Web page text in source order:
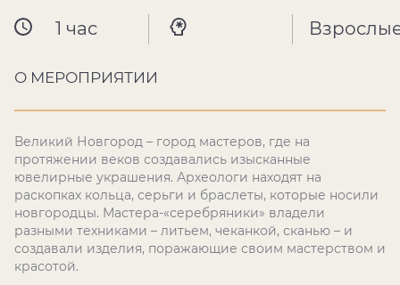
1 час
О МЕРОПРИЯТИИ
Великий Новгород – город мастеров, где на
протяжении веков создавались изысканные
ювелирные украшения. Археологи находят на
раскопках кольца, серьги и браслеты, которые носили
новгородцы. Мастера-«серебряники» владели
разными техниками – литьем, чеканкой, сканью – и
создавали изделия, поражающие своим мастерством и
красотой.